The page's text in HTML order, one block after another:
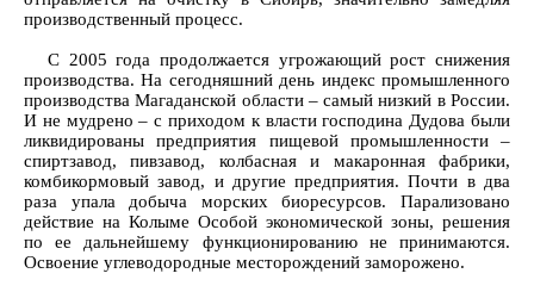
производственный процесс.
С 2005 года продолжается угрожающий рост снижения
производства. На сегодняшний день индекс промышленного
производства Магаданской области – самый низкий в России.
И не мудрено – с приходом к власти господина Дудова были
ликвидированы предприятия пищевой промышленности –
спиртзавод, пивзавод, колбасная и макаронная фабрики,
комбикормовый завод, и другие предприятия. Почти в два
раза упала добыча морских биоресурсов. Парализовано
действие на Колыме Особой экономической зоны, решения
по ее дальнейшему функционированию не принимаются.
Освоение углеводородные месторождений заморожено.